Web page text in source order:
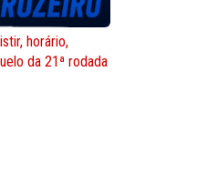
horário,
da 21ª rodada